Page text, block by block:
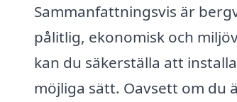
Sammanfattningsvis är
pålitlig, ekonomisk och
kan du säkerställa att
möjliga sätt. Oavsett om du